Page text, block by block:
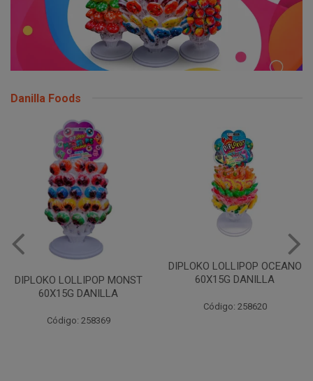
Danilla Foods
DIPLOKO LOLLIPOP MONST
60X15G DANILLA
Código: 258369
DIPLOKO LOLLIPOP OCEANO
60X15G DANILLA
Código: 258620